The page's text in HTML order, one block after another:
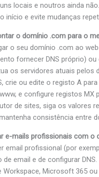
locais e noutros ainda
início e evite mudanças
o domínio .com para o
o seu domínio .com ao
fornecer DNS próprio)
os servidores atuais pelos
crie ou edite o registo A
e configure registos MX
de sites, siga os valores
consistência entre
e-mails profissionais com o
email profissional (por
de email e de configurar
Workspace, Microsoft 365